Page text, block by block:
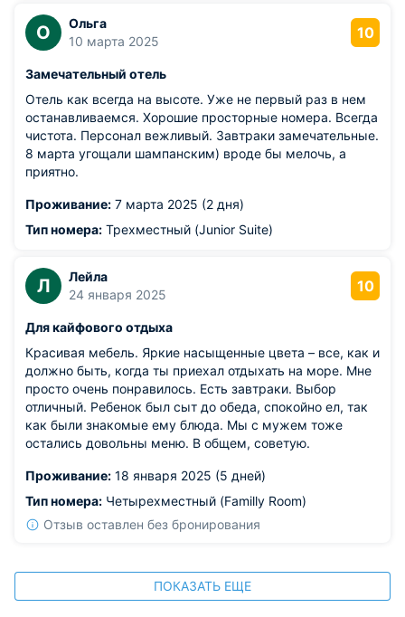
О
Ольга
10 марта 2025
10
Замечательный отель
Отель как всегда на высоте. Уже не первый раз в нем
останавливаемся. Хорошие просторные номера. Всегда
чистота. Персонал вежливый. Завтраки замечательные.
8 марта угощали шампанским) вроде бы мелочь, а
приятно.
Проживание: 7 марта 2025 (2 дня)
Тип номера: Трехместный (Junior Suite)
Л
Лейла
24 января 2025
10
Для кайфового отдыха
Красивая мебель. Яркие насыщенные цвета – все, как и
должно быть, когда ты приехал отдыхать на море. Мне
просто очень понравилось. Есть завтраки. Выбор
отличный. Ребенок был сыт до обеда, спокойно ел, так
как были знакомые ему блюда. Мы с мужем тоже
остались довольны меню. В общем, советую.
Проживание: 18 января 2025 (5 дней)
Тип номера: Четырехместный (Familly Room)
Отзыв оставлен без бронирования
ПОКАЗАТЬ ЕЩЕ